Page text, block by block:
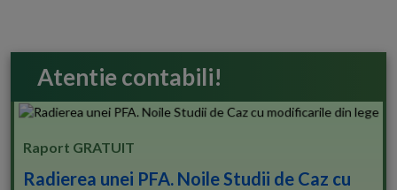
Atentie contabili!
Raport GRATUIT
Radierea unei PFA. Noile Studii de Caz cu